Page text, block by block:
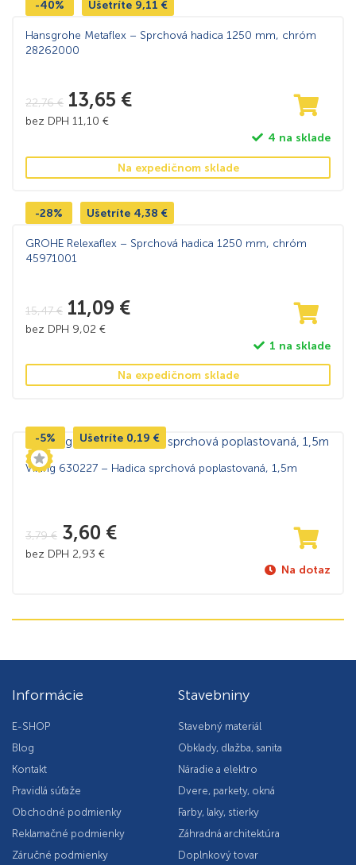
-40% Ušetríte 9,11 €
Hansgrohe Metaflex – Sprchová hadica 1250 mm, chróm
28262000
22,76€ 13,65 €
bez DPH 11,10 €
4 na sklade
Na expedičnom sklade
-28% Ušetríte 4,38 €
GROHE Relexaflex – Sprchová hadica 1250 mm, chróm
45971001
15,47€ 11,09 €
bez DPH 9,02 €
1 na sklade
Na expedičnom sklade
-5% Ušetríte 0,19 €
Viking 630227 – Hadica sprchová poplastovaná, 1,5m
3,79€ 3,60 €
bez DPH 2,93 €
Na dotaz
Informácie
E-SHOP
Blog
Kontakt
Pravidlá súťaže
Obchodné podmienky
Reklamačné podmienky
Záručné podmienky
Stavebniny
Stavebný materiál
Obklady, dlažba, sanita
Náradie a elektro
Dvere, parkety, okná
Farby, laky, stierky
Záhradná architektúra
Doplnkový tovar